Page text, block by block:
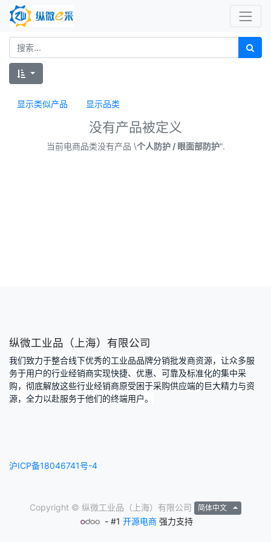
显示类似产品 显示品类
没有产品被定义
当前电商品类没有产品 \个人防护 / 眼面部防护".
纵微工业品（上海）有限公司
我们致力于整合线下优秀的工业品品牌分销批发商资源，让众多服
务于用户的行业经销商实现快捷、优惠、可靠及标准化的集中采
购，彻底解放这些行业经销商原受困于采购供应端的巨大精力与资
源，全力以赴服务于他们的终端用户。
沪ICP备18046741号-4
Copyright © 纵微工业品（上海）有限公司 简体中文
- #1开源电商 强力支持